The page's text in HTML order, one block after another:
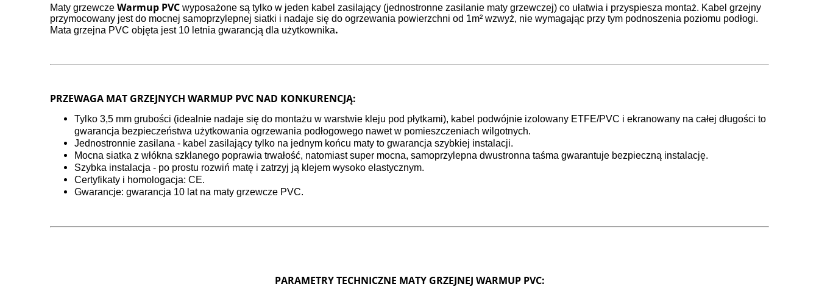
Maty grzewcze Warmup PVC wyposażone są tylko w jeden kabel zasilający (jednostronne zasilanie maty grzewczej) co ułatwia i przyspiesza montaż. Kabel grzejny
przymocowany jest do mocnej samoprzylepnej siatki i nadaje się do ogrzewania powierzchni od 1m² wzwyż, nie wymagając przy tym podnoszenia poziomu podłogi.
Mata grzejna PVC objęta jest 10 letnia gwarancją dla użytkownika.
PRZEWAGA MAT GRZEJNYCH WARMUP PVC NAD KONKURENCJĄ:
Tylko 3,5 mm grubości (idealnie nadaje się do montażu w warstwie kleju pod płytkami), kabel podwójnie izolowany ETFE/PVC i ekranowany na całej długości to
gwarancja bezpieczeństwa użytkowania ogrzewania podłogowego nawet w pomieszczeniach wilgotnych.
Jednostronnie zasilana - kabel zasilający tylko na jednym końcu maty to gwarancja szybkiej instalacji.
Mocna siatka z włókna szklanego poprawia trwałość, natomiast super mocna, samoprzylepna dwustronna taśma gwarantuje bezpieczną instalację.
Szybka instalacja - po prostu rozwiń matę i zatrzyj ją klejem wysoko elastycznym.
Certyfikaty i homologacja: CE.
Gwarancje: gwarancja 10 lat na maty grzewcze PVC.
PARAMETRY TECHNICZNE MATY GRZEJNEJ WARMUP PVC: